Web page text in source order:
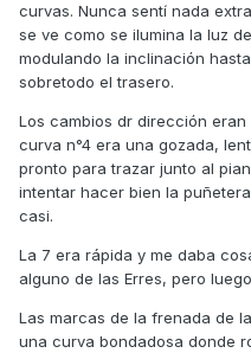
curvas. Nunca sentí nada
se ve como se ilumina la luz
modulando la inclinación
sobretodo el trasero.
Los cambios dr dirección
curva n°4 era una gozada,
pronto para trazar junto al
intentar hacer bien la
casi.
La 7 era rápida y me daba
alguno de las Erres, pero
Las marcas de la frenada de
una curva bondadosa donde